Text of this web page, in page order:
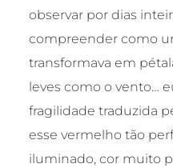
observar por dias
compreender como
transformava em
leves como o vento…
fragilidade traduzida
esse vermelho tão
iluminado, cor muito